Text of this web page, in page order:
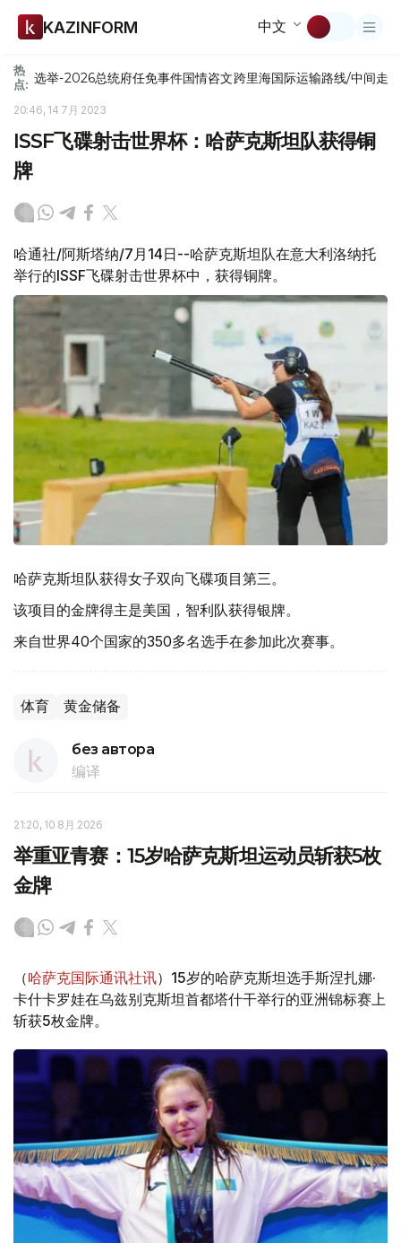
KAZINFORM 中文
热
点: 选举-2026总统府任免事件国情咨文跨里海国际运输路线/中间走廊
20:46, 14 7月 2023
ISSF飞碟射击世界杯：哈萨克斯坦队获得铜
牌
哈通社/阿斯塔纳/7月14日--哈萨克斯坦队在意大利洛纳托
举行的ISSF飞碟射击世界杯中，获得铜牌。
哈萨克斯坦队获得女子双向飞碟项目第三。
该项目的金牌得主是美国，智利队获得银牌。
来自世界40个国家的350多名选手在参加此次赛事。
体育 黄金储备
без автора
编译
21:20, 10 8月 2026
举重亚青赛：15岁哈萨克斯坦运动员斩获5枚
金牌
（哈萨克国际通讯社讯）15岁的哈萨克斯坦选手斯涅扎娜·
卡什卡罗娃在乌兹别克斯坦首都塔什干举行的亚洲锦标赛上
斩获5枚金牌。